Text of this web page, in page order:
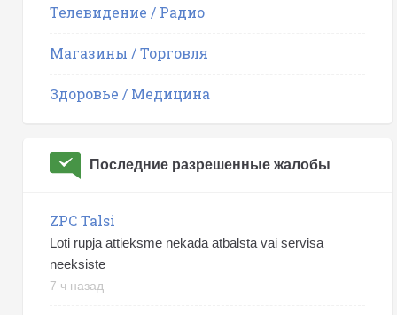
Телевидение / Радио
Магазины / Торговля
Здоровье / Медицина
Последние разрешенные жалобы
ZPC Talsi
Loti rupja attieksme nekada atbalsta vai servisa
neeksiste
7 ч назад